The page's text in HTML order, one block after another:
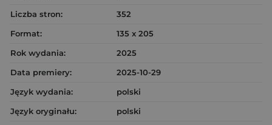
Liczba stron:
352
Format:
135 x 205
Rok wydania:
2025
Data premiery:
2025-10-29
Język wydania:
polski
Język oryginału:
polski